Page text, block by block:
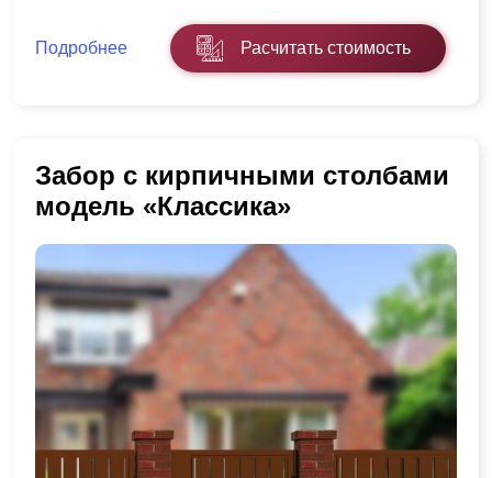
Подробнее Расчитать стоимость
Забор с кирпичными столбами
модель «Классика»